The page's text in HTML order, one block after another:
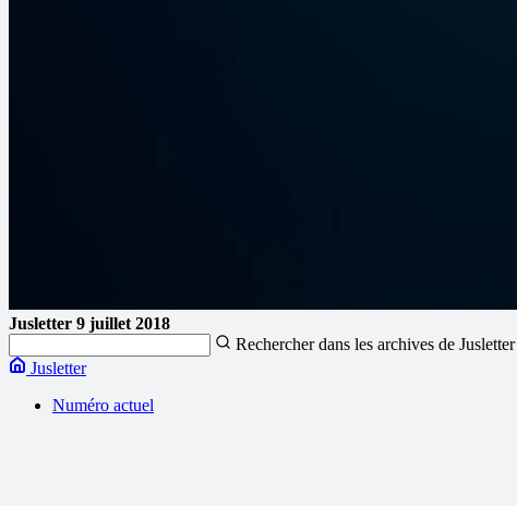
Jusletter 9 juillet 2018
Rechercher dans les archives de Jusletter
Jusletter
Numéro actuel